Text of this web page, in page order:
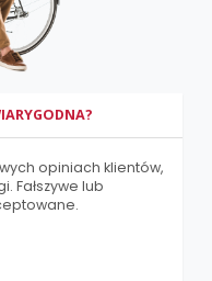
opiniach klientów,
Fałszywe lub